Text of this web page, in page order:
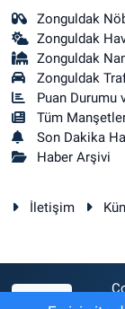
Zonguldak
Zonguldak
Zonguldak
Zonguldak
Puan Durumu
Tüm
Son Dakika
Haber Arşivi
İletişim